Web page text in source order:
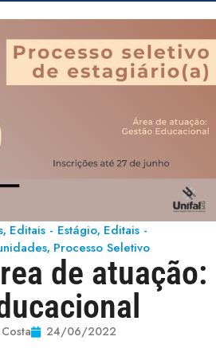
, Editais - Estágio, Editais -
, Processo Seletivo
de atuação:
24/06/2022